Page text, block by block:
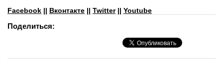
Facebook || Вконтакте || Twitter|| Youtube
Поделиться: